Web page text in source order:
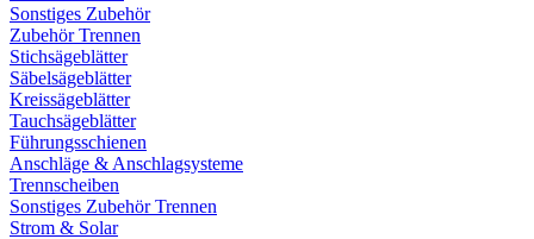
Sonstiges Zubehör
Zubehör Trennen
Stichsägeblätter
Säbelsägeblätter
Kreissägeblätter
Tauchsägeblätter
Führungsschienen
Anschläge & Anschlagsysteme
Trennscheiben
Sonstiges Zubehör Trennen
Strom & Solar